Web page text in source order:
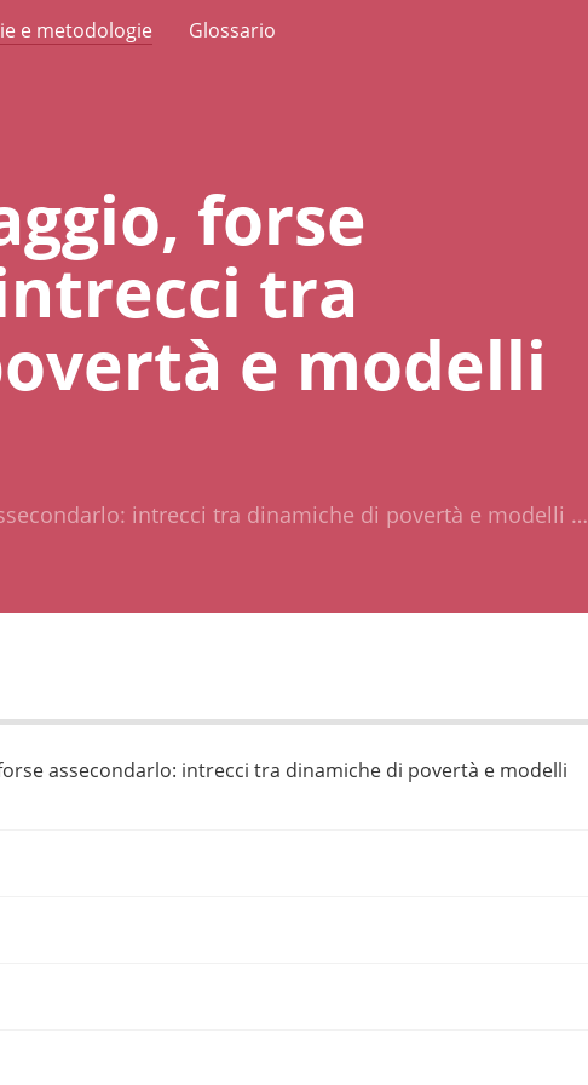
e metodologie Glossario
forse
tra
e modelli
intrecci tra dinamiche di povertà e modelli …
assecondarlo: intrecci tra dinamiche di povertà e modelli